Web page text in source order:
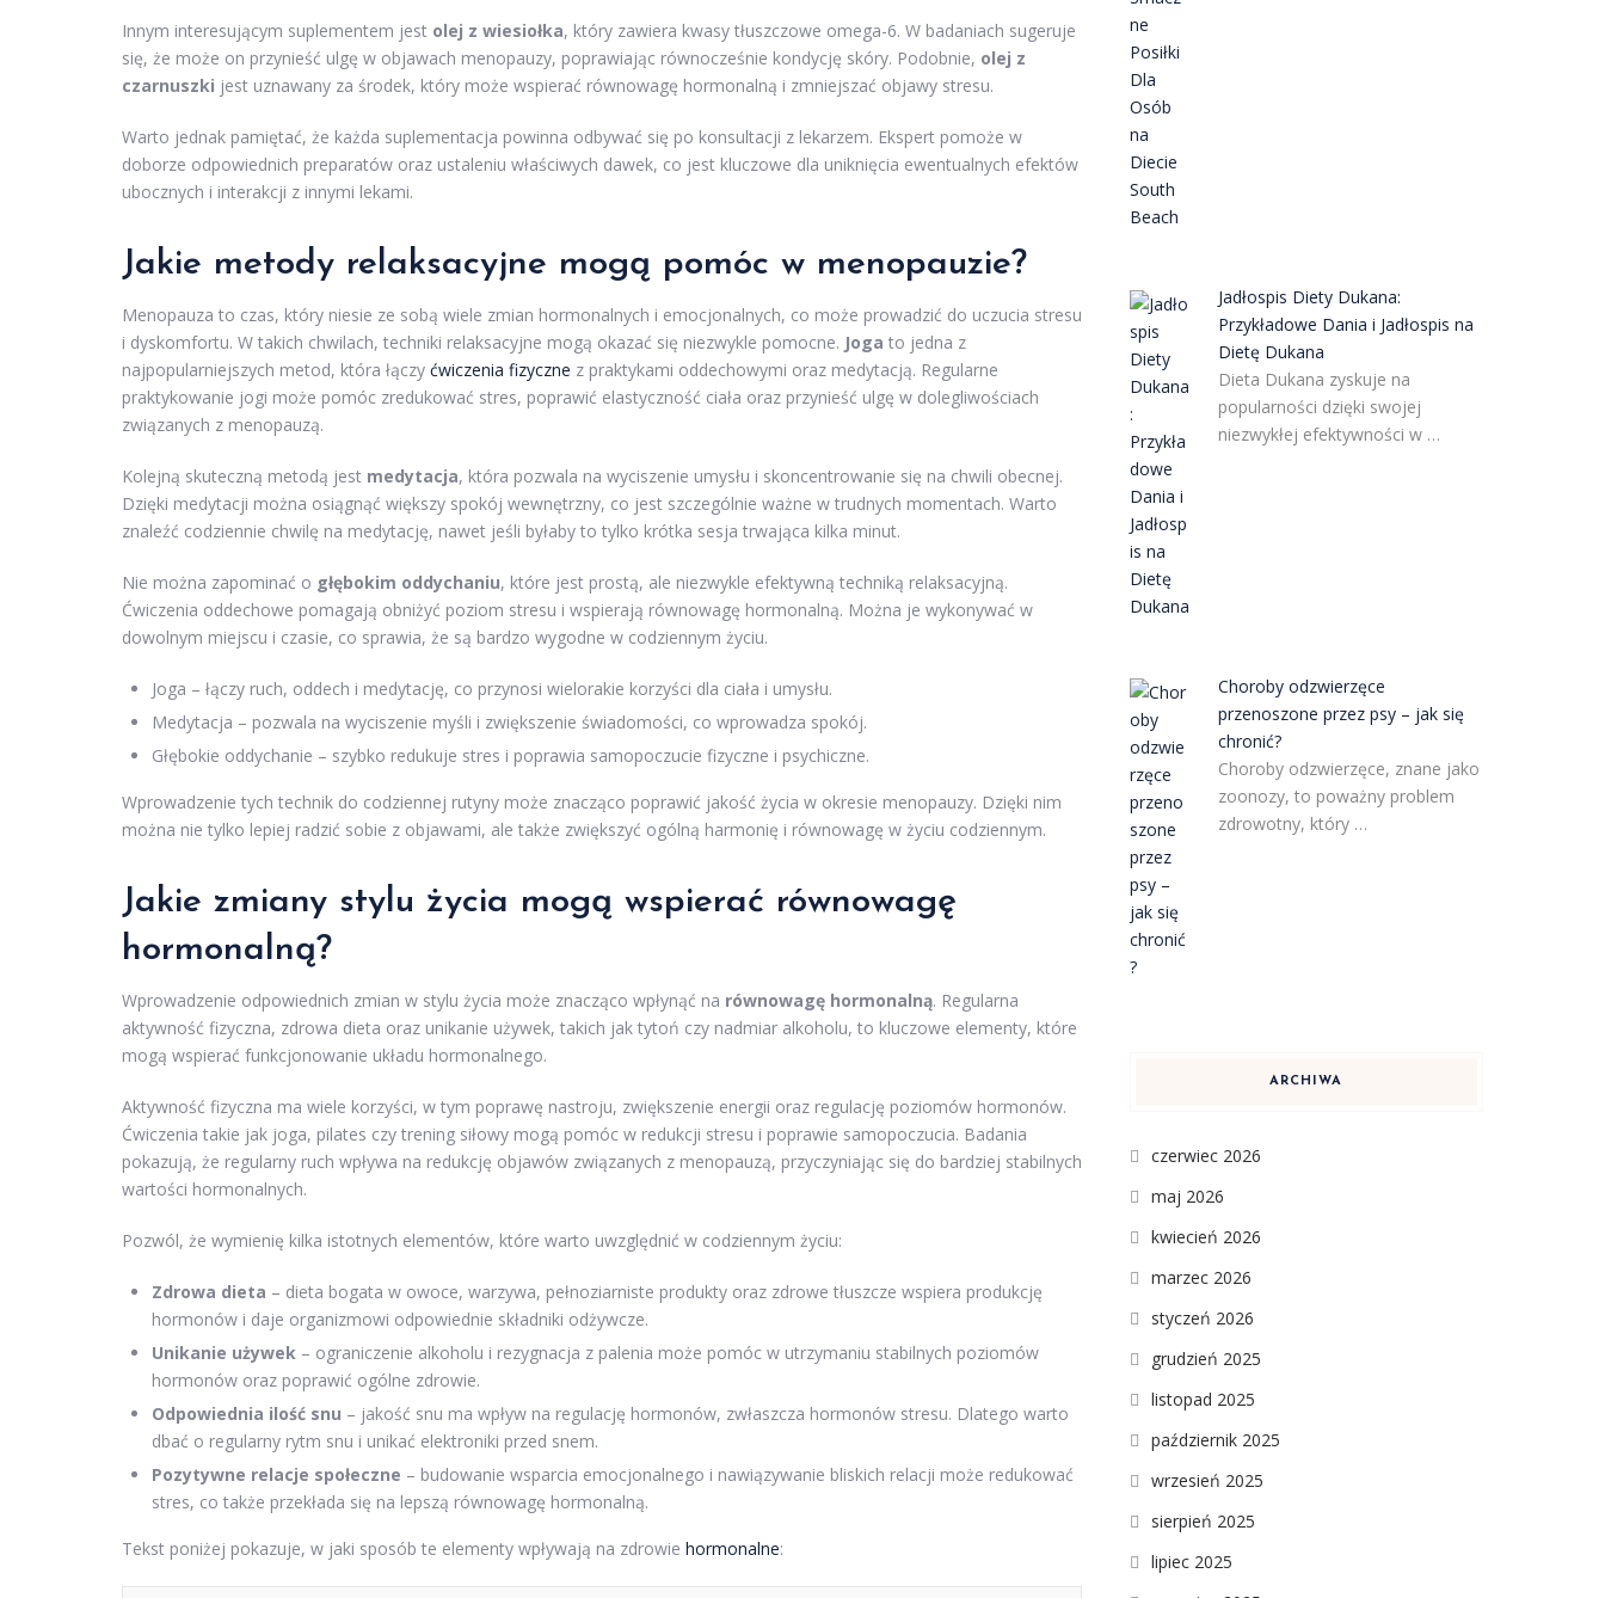
Innym interesującym suplementem jest olej z wiesiołka, który zawiera kwasy tłuszczowe omega-6. W badaniach sugeruje
się, że może on przynieść ulgę w objawach menopauzy, poprawiając równocześnie kondycję skóry. Podobnie, olej z
czarnuszki jest uznawany za środek, który może wspierać równowagę hormonalną i zmniejszać objawy stresu.
Warto jednak pamiętać, że każda suplementacja powinna odbywać się po konsultacji z lekarzem. Ekspert pomoże w
doborze odpowiednich preparatów oraz ustaleniu właściwych dawek, co jest kluczowe dla uniknięcia ewentualnych efektów
ubocznych i interakcji z innymi lekami.
Jakie metody relaksacyjne mogą pomóc w menopauzie?
Menopauza to czas, który niesie ze sobą wiele zmian hormonalnych i emocjonalnych, co może prowadzić do uczucia stresu
i dyskomfortu. W takich chwilach, techniki relaksacyjne mogą okazać się niezwykle pomocne. Joga to jedna z
najpopularniejszych metod, która łączy ćwiczenia fizyczne z praktykami oddechowymi oraz medytacją. Regularne
praktykowanie jogi może pomóc zredukować stres, poprawić elastyczność ciała oraz przynieść ulgę w dolegliwościach
związanych z menopauzą.
Kolejną skuteczną metodą jest medytacja, która pozwala na wyciszenie umysłu i skoncentrowanie się na chwili obecnej.
Dzięki medytacji można osiągnąć większy spokój wewnętrzny, co jest szczególnie ważne w trudnych momentach. Warto
znaleźć codziennie chwilę na medytację, nawet jeśli byłaby to tylko krótka sesja trwająca kilka minut.
Nie można zapominać o głębokim oddychaniu, które jest prostą, ale niezwykle efektywną techniką relaksacyjną.
Ćwiczenia oddechowe pomagają obniżyć poziom stresu i wspierają równowagę hormonalną. Można je wykonywać w
dowolnym miejscu i czasie, co sprawia, że są bardzo wygodne w codziennym życiu.
Joga – łączy ruch, oddech i medytację, co przynosi wielorakie korzyści dla ciała i umysłu.
Medytacja – pozwala na wyciszenie myśli i zwiększenie świadomości, co wprowadza spokój.
Głębokie oddychanie – szybko redukuje stres i poprawia samopoczucie fizyczne i psychiczne.
Wprowadzenie tych technik do codziennej rutyny może znacząco poprawić jakość życia w okresie menopauzy. Dzięki nim
można nie tylko lepiej radzić sobie z objawami, ale także zwiększyć ogólną harmonię i równowagę w życiu codziennym.
Jakie zmiany stylu życia mogą wspierać równowagę
hormonalną?
Wprowadzenie odpowiednich zmian w stylu życia może znacząco wpłynąć na równowagę hormonalną. Regularna
aktywność fizyczna, zdrowa dieta oraz unikanie używek, takich jak tytoń czy nadmiar alkoholu, to kluczowe elementy, które
mogą wspierać funkcjonowanie układu hormonalnego.
Aktywność fizyczna ma wiele korzyści, w tym poprawę nastroju, zwiększenie energii oraz regulację poziomów hormonów.
Ćwiczenia takie jak joga, pilates czy trening siłowy mogą pomóc w redukcji stresu i poprawie samopoczucia. Badania
pokazują, że regularny ruch wpływa na redukcję objawów związanych z menopauzą, przyczyniając się do bardziej stabilnych
wartości hormonalnych.
Pozwól, że wymienię kilka istotnych elementów, które warto uwzględnić w codziennym życiu:
Zdrowa dieta – dieta bogata w owoce, warzywa, pełnoziarniste produkty oraz zdrowe tłuszcze wspiera produkcję
hormonów i daje organizmowi odpowiednie składniki odżywcze.
Unikanie używek – ograniczenie alkoholu i rezygnacja z palenia może pomóc w utrzymaniu stabilnych poziomów
hormonów oraz poprawić ogólne zdrowie.
Odpowiednia ilość snu – jakość snu ma wpływ na regulację hormonów, zwłaszcza hormonów stresu. Dlatego warto
dbać o regularny rytm snu i unikać elektroniki przed snem.
Pozytywne relacje społeczne – budowanie wsparcia emocjonalnego i nawiązywanie bliskich relacji może redukować
stres, co także przekłada się na lepszą równowagę hormonalną.
Tekst poniżej pokazuje, w jaki sposób te elementy wpływają na zdrowie hormonalne:
Jadłospis Diety Dukana:
Przykładowe Dania i Jadłospis na
Dietę Dukana
Dieta Dukana zyskuje na
popularności dzięki swojej
niezwykłej efektywności w …
Choroby odzwierzęce
przenoszone przez psy – jak się
chronić?
Choroby odzwierzęce, znane jako
zoonozy, to poważny problem
zdrowotny, który …
ARCHIWA
czerwiec 2026
maj 2026
kwiecień 2026
marzec 2026
styczeń 2026
grudzień 2025
listopad 2025
październik 2025
wrzesień 2025
sierpień 2025
lipiec 2025